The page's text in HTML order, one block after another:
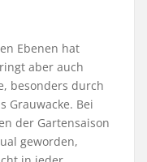
Ebenen hat
aber auch
besonders durch
Grauwacke. Bei
der Gartensaison
geworden,